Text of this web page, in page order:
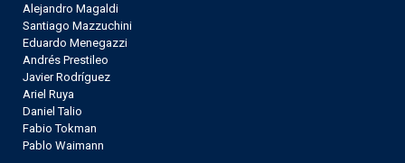
Alejandro Magaldi
Santiago Mazzuchini
Eduardo Menegazzi
Andrés Prestileo
Javier Rodríguez
Ariel Ruya
Daniel Talio
Fabio Tokman
Pablo Waimann